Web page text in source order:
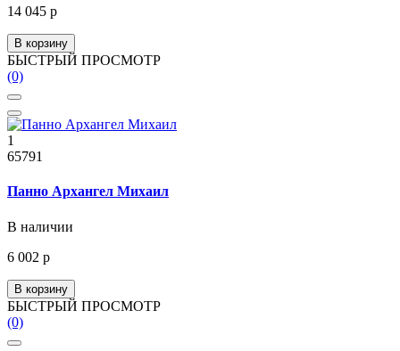
14 045 р
В корзину
БЫСТРЫЙ ПРОСМОТР
(0)
1
65791
Панно Архангел Михаил
В наличии
6 002 р
В корзину
БЫСТРЫЙ ПРОСМОТР
(0)